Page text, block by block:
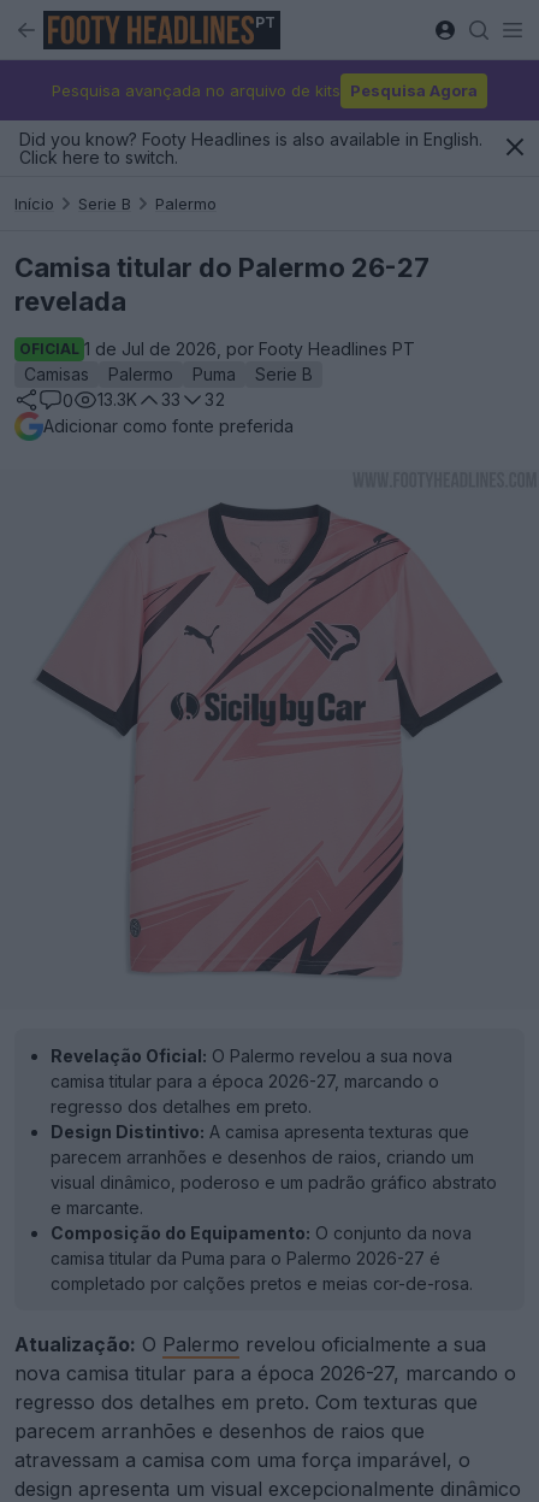
PT
Pesquisa avançada no arquivo de kits Pesquisa Agora
Did you know? Footy Headlines is also available in English.
Click here to switch.
Início Serie B Palermo
Camisa titular do Palermo 26-27
revelada
OFICIAL 1 de Jul de 2026, por Footy Headlines PT
Camisas
Palermo Puma
Serie B
0
13.3K 33
32
Adicionar como fonte preferida
Revelação Oficial: O Palermo revelou a sua nova
camisa titular para a época 2026-27, marcando o
regresso dos detalhes em preto.
Design Distintivo: A camisa apresenta texturas que
parecem arranhões e desenhos de raios, criando um
visual dinâmico, poderoso e um padrão gráfico abstrato
e marcante.
Composição do Equipamento: O conjunto da nova
camisa titular da Puma para o Palermo 2026-27 é
completado por calções pretos e meias cor-de-rosa.
Atualização: O Palermo revelou oficialmente a sua
nova camisa titular para a época 2026-27, marcando o
regresso dos detalhes em preto. Com texturas que
parecem arranhões e desenhos de raios que
atravessam a camisa com uma força imparável, o
design apresenta um visual excepcionalmente dinâmico